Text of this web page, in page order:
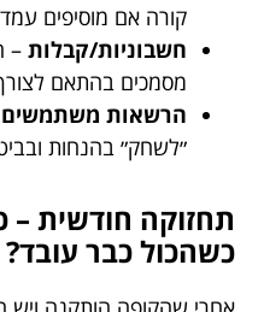
קורה אם מוסיפים
חשבוניות/קבלות –
מסמכים בהתאם
הרשאות משתמשים
״לשחק״ בהנחות
תחזוקה חודשית –
כשהכול כבר עובד?